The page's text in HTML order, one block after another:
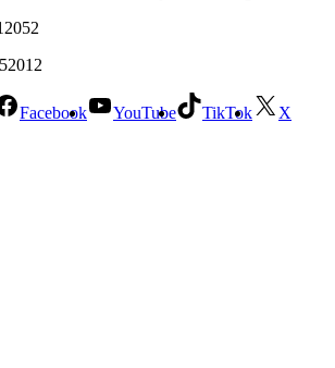
Facebook YouTube TikTok X